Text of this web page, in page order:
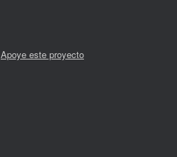
Apoye este proyecto